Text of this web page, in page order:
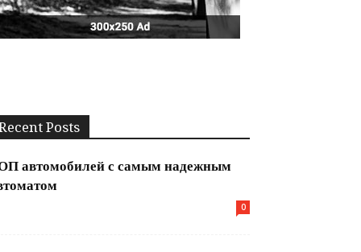
Posts
автомобилей с самым надежным
0